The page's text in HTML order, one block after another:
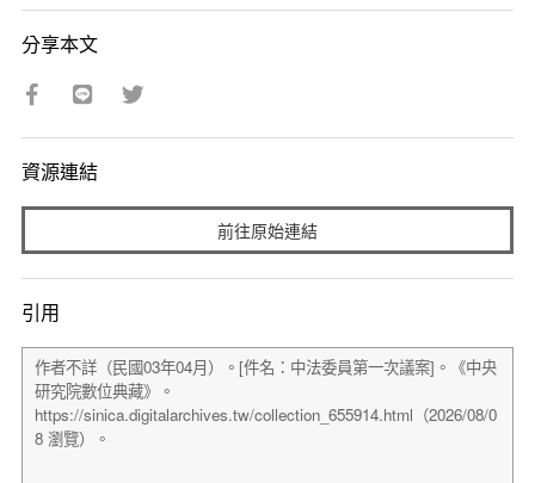
分享本文
資源連結
前往原始連結
引用